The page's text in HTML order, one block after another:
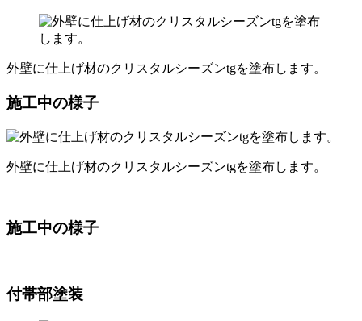
外壁に仕上げ材のクリスタルシーズンtgを塗布します。
施工中の様子
外壁に仕上げ材のクリスタルシーズンtgを塗布します。
施工中の様子
付帯部塗装